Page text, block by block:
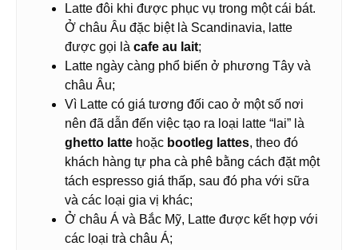
Latte đôi khi được phục vụ trong một cái bát.
Ở châu Âu đặc biệt là Scandinavia, latte
được gọi là cafe au lait;
Latte ngày càng phổ biến ở phương Tây và
châu Âu;
Vì Latte có giá tương đối cao ở một số nơi
nên đã dẫn đến việc tạo ra loại latte “lai” là
ghetto latte hoặc bootleg lattes, theo đó
khách hàng tự pha cà phê bằng cách đặt một
tách espresso giá thấp, sau đó pha với sữa
và các loại gia vị khác;
Ở châu Á và Bắc Mỹ, Latte được kết hợp với
các loại trà châu Á;